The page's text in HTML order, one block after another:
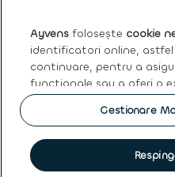
Ayvens
Polica cookies
Protectia Consumatorului|
mașini rulate|
Ayvens folosește cookie
identificatori online,
continuare, pentru a
funcționale sau a oferi o
navigare, pentru a realiza
privire la accesarea
intereselor
tuturor cookie-urilor
Gestionare